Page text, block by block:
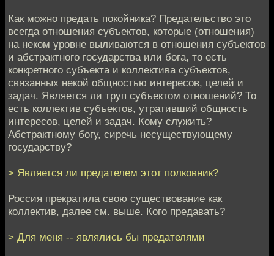
Как можно предать покойника? Предательство это
всегда отношения субъектов, которые (отношения)
на неком уровне выливаются в отношения субъектов
и абстрактного государства или бога, то есть
конкретного субъекта и коллектива субъектов,
связанных некой общностью интересов, целей и
задач. Является ли труп субъектом отношений? То
есть коллектив субъектов, утративший общность
интересов, целей и задач. Кому служить?
Абстрактному богу, сиречь несуществующему
государству?
> Является ли предателем этот полковник?
Россия прекратила свою существование как
коллектив, далее см. выше. Кого предавать?
> Для меня -- являлись бы предателями